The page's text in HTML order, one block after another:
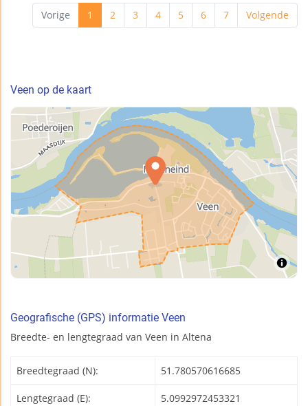
Vorige 1 2 3 4 5 6 7 Volgende
Veen op de kaart
Geografische (GPS) informatie Veen
Breedte- en lengtegraad van Veen in Altena
Breedtegraad (N): 51.780570616685
Lengtegraad (E): 5.0992972453321